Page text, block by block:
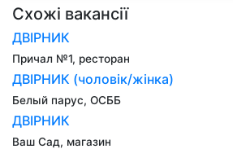
Схожі вакансії
ДВІРНИК
Причал №1, ресторан
ДВІРНИК (чоловік/жінка)
Белый парус, ОСББ
ДВІРНИК
Ваш Сад, магазин